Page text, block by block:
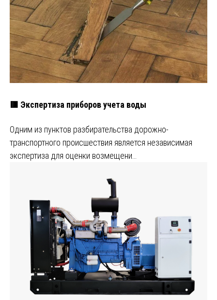
🟥 Экспертиза приборов учета воды
Одним из пунктов разбирательства дорожно-
транспортного происшествия является независимая
экспертиза для оценки возмещени…